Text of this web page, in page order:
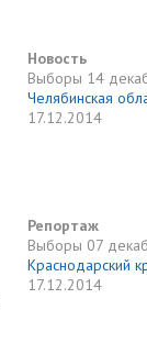
Новость
Выборы 14
Челябинская
17.12.2014
Репортаж
Выборы 07
Краснодарский
17.12.2014